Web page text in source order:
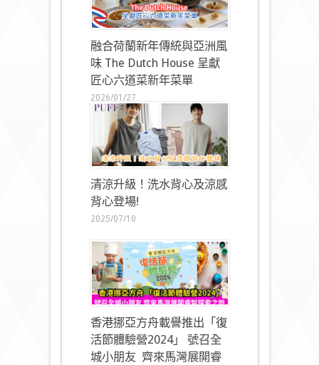
融合荷蘭新年傳統與亞洲風
味 The Dutch House 呈獻
匠心六道菜新年菜單
2026/01/27
清涼升級！洗水背心及涼感
背心登場!
2025/07/10
香港挪亞方舟載譽推出「復
活節體驗營2024」 號召全
城小朋友 齊來馬灣展開睿